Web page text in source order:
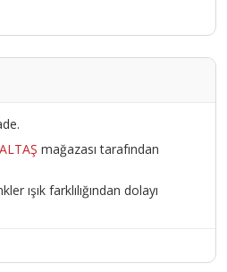
mağazası tarafından
ışık farklılığından dolayı